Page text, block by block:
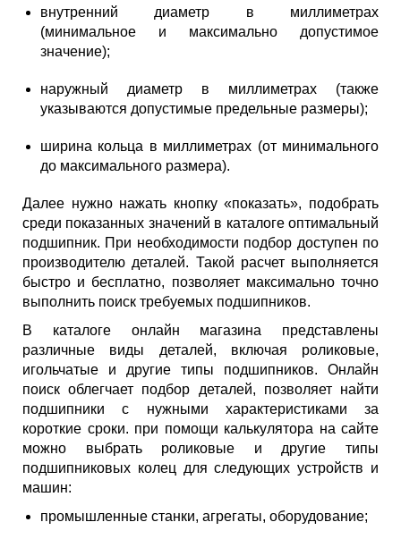
внутренний диаметр в миллиметрах
(минимальное и максимально допустимое
значение);
наружный диаметр в миллиметрах (также
указываются допустимые предельные размеры);
ширина кольца в миллиметрах (от минимального
до максимального размера).
Далее нужно нажать кнопку «показать», подобрать
среди показанных значений в каталоге оптимальный
подшипник. При необходимости подбор доступен по
производителю деталей. Такой расчет выполняется
быстро и бесплатно, позволяет максимально точно
выполнить поиск требуемых подшипников.
В каталоге онлайн магазина представлены
различные виды деталей, включая роликовые,
игольчатые и другие типы подшипников. Онлайн
поиск облегчает подбор деталей, позволяет найти
подшипники с нужными характеристиками за
короткие сроки. при помощи калькулятора на сайте
можно выбрать роликовые и другие типы
подшипниковых колец для следующих устройств и
машин:
промышленные станки, агрегаты, оборудование;